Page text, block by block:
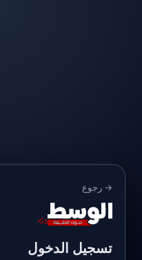
→ رجوع
تسجيل الدخول